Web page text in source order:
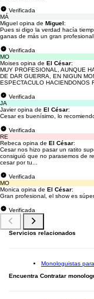
Verificada
MÁ
Miguel opina de Miguel:
Pues si digo la verdad hacía
ganas de más un gran profesional!
Verificada
MO
Moises opina de El César:
MUY PROFESIONAL, AUNQUE
DE DAR GUERRA, EN NIGUN
ESPECTACULO HACIENDONOS
Verificada
JA
Javier opina de El César:
Cesar es buenísimo, lo
Verificada
RE
Rebeca opina de El César:
Cesar nos hizo pasar un ratito
consiguió que no parasemos de
cesar por tu...
Verificada
MO
Monica opina de El César:
Gran profesional, el show es
Verificada
Servicios relacionados
Monologuistas
Encuentra Contratar